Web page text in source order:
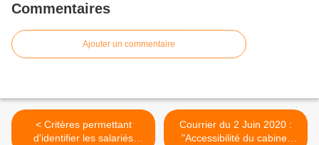
Commentaires
Ajouter un commentaire
< Critères permettant
d'identifier les salariés
Courrier du 2 Juin 2020 :
"Accessibilité du cabinet